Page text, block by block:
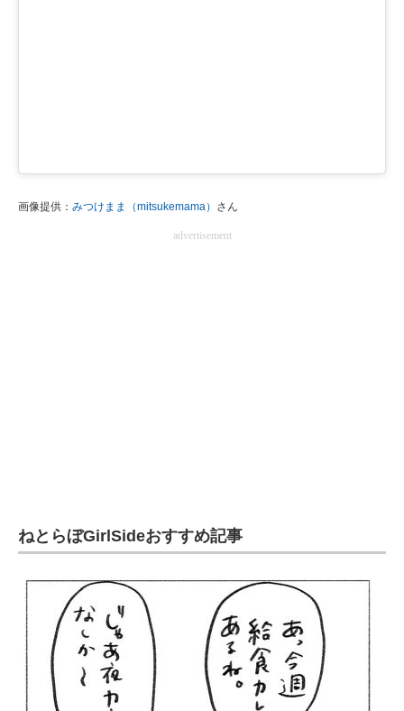
画像提供： みつけまま（mitsukemama） さん
advertisement
ねとらぼGirlSideおすすめ記事